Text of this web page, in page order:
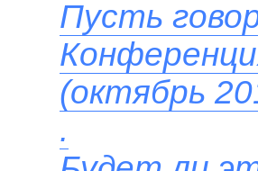
Пусть
(октябрь
.